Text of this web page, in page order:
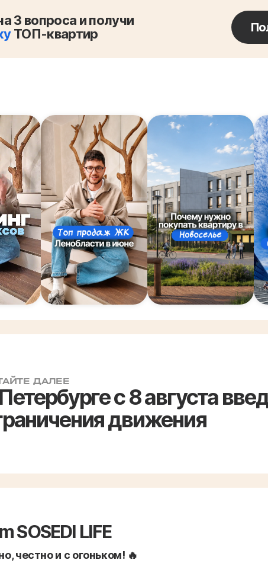
3 вопроса и получи
ТОП-квартир
ДАЛЕЕ
с 8 августа
движения
SOSEDI LIFE
честно и с огоньком! 🔥